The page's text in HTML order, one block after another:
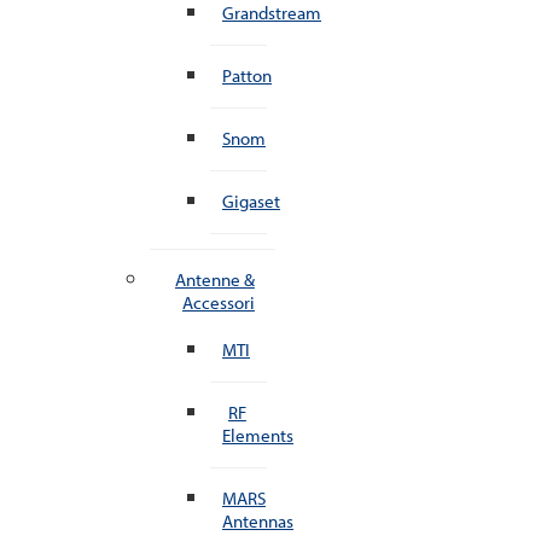
Grandstream
Patton
Snom
Gigaset
Antenne &
Accessori
MTI
RF
Elements
MARS
Antennas